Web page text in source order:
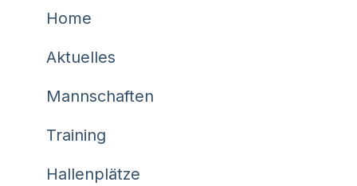
Home
Aktuelles
Mannschaften
Training
Hallenplätze